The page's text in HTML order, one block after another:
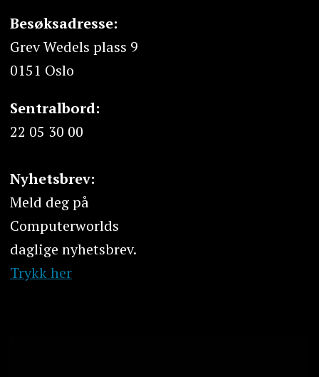
Besøksadresse:
Grev Wedels plass 9
0151 Oslo
Sentralbord:
22 05 30 00
Nyhetsbrev:
Meld deg på
Computerworlds
daglige nyhetsbrev.
Trykk her